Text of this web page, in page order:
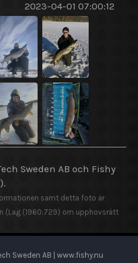
2023-04-01 07:00:12
Sweden AB och Fishy
samt detta foto är
(Lag (1960:729) om upphovsrätt
Sweden AB | www.fishy.nu